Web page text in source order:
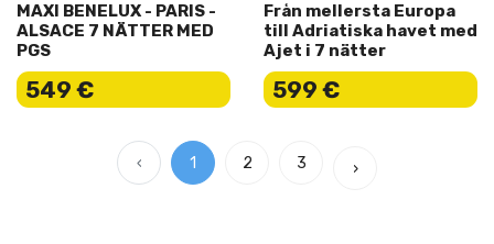
MAXI BENELUX - PARIS -
ALSACE 7 NÄTTER MED
PGS
549 €
Från mellersta Europa
till Adriatiska havet med
Ajet i 7 nätter
599 €
‹ 1 2 3 ›